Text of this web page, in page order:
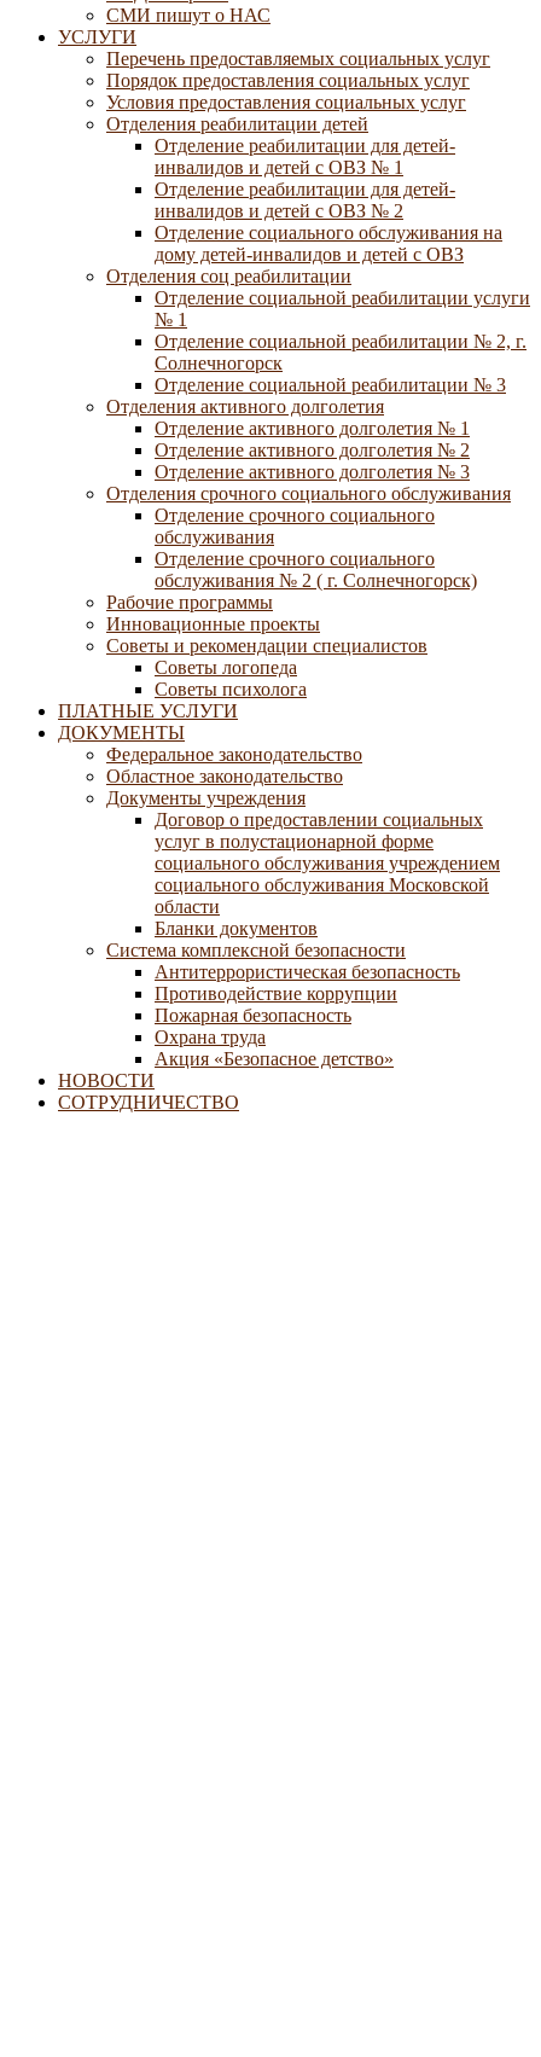
СМИ пишут о НАС
УСЛУГИ
Перечень предоставляемых социальных услуг
Порядок предоставления социальных услуг
Условия предоставления социальных услуг
Отделения реабилитации детей
Отделение реабилитации для детей-
инвалидов и детей с ОВЗ № 1
Отделение реабилитации для детей-
инвалидов и детей с ОВЗ № 2
Отделение социального обслуживания на
дому детей-инвалидов и детей с ОВЗ
Отделения соц реабилитации
Отделение социальной реабилитации услуги
№ 1
Отделение социальной реабилитации № 2, г.
Солнечногорск
Отделение социальной реабилитации № 3
Отделения активного долголетия
Отделение активного долголетия № 1
Отделение активного долголетия № 2
Отделение активного долголетия № 3
Отделения срочного социального обслуживания
Отделение срочного социального
обслуживания
Отделение срочного социального
обслуживания № 2 ( г. Солнечногорск)
Рабочие программы
Инновационные проекты
Советы и рекомендации специалистов
Советы логопеда
Советы психолога
ПЛАТНЫЕ УСЛУГИ
ДОКУМЕНТЫ
Федеральное законодательство
Областное законодательство
Документы учреждения
Договор о предоставлении социальных
услуг в полустационарной форме
социального обслуживания учреждением
социального обслуживания Московской
области
Бланки документов
Система комплексной безопасности
Антитеррористическая безопасность
Противодействие коррупции
Пожарная безопасность
Охрана труда
Акция «Безопасное детство»
НОВОСТИ
СОТРУДНИЧЕСТВО